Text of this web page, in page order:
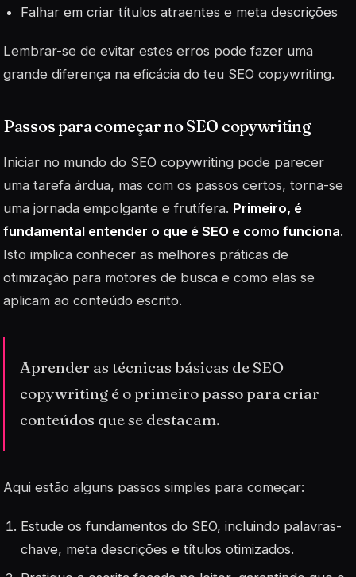
Falhar em criar títulos atraentes e meta descrições
Lembrar-se de evitar estes erros pode fazer uma
grande diferença na eficácia do teu SEO copywriting.
Passos para começar no SEO copywriting
Iniciar no mundo do SEO copywriting pode parecer
uma tarefa árdua, mas com os passos certos, torna-se
uma jornada empolgante e frutífera. Primeiro, é
fundamental entender o que é SEO e como funciona.
Isto implica conhecer as melhores práticas de
otimização para motores de busca e como elas se
aplicam ao conteúdo escrito.
Aprender as técnicas básicas de SEO
copywriting é o primeiro passo para criar
conteúdos que se destacam.
Aqui estão alguns passos simples para começar:
Estude os fundamentos do SEO, incluindo palavras-
chave, meta descrições e títulos otimizados.